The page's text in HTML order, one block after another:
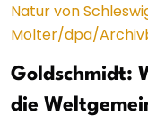
Goldschmidt:
die